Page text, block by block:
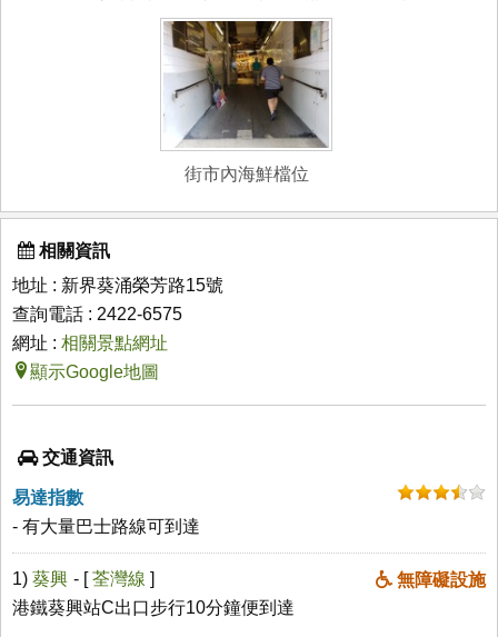
街市內海鮮檔位
相關資訊
地址 : 新界葵涌榮芳路15號
查詢電話 : 2422-6575
網址 : 相關景點網址
顯示Google地圖
交通資訊
易達指數
- 有大量巴士路線可到達
1) 葵興 無障礙設施
- [荃灣線 ]
港鐵葵興站C出口步行10分鐘便到達